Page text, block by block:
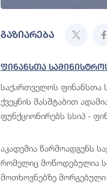
გაზიარება
Ფინანსთა
საქართველოს ფინანსთა
ქვეყნის მასშტაბით
ფუნქციონირებს სსიპ -
აკადემია წარმოადგენს
რომელიც მოწოდებულია
მოთხოვნებზე მორგებული